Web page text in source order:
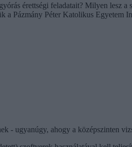
érettségi feladatait? Milyen lesz a
a Pázmány Péter Katolikus Egyetem
- ugyanúgy, ahogy a középszinten